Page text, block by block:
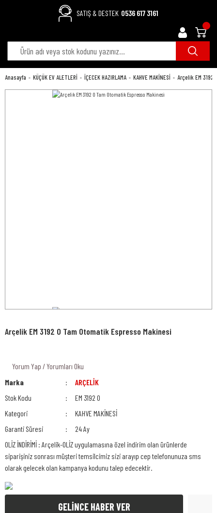
SATIŞ & DESTEK 0536 617 3161
Anasayfa KÜÇÜK EV ALETLERİ İÇECEK HAZIRLAMA KAHVE MAKİNESİ Arçelik EM
Arçelik EM 3192 O Tam Otomatik Espresso Makinesi
Yorum Yap / Yorumları Oku
Marka
ARÇELİK
Stok Kodu
EM 3192 O
Kategori
KAHVE MAKİNESİ
Garanti Süresi
24 Ay
OLİZ İNDİRİMİ : Arçelik-OLİZ uygulamasına özel indirim olan ürünlerde
siparişiniz sonrası müşteri temsilcimiz sizi arayıp cep telefonunuza sms
olarak gelecek olan kampanya kodunu talep edecektir.
GELİNCE HABER VER